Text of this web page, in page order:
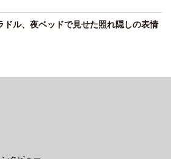
ドル、夜ベッドで見せた照れ隠しの表情